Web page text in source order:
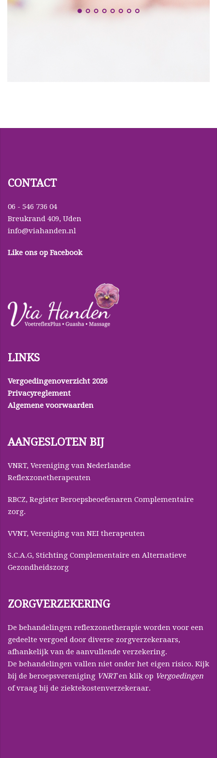
CONTACT
06 - 546 736 04
Breukrand 409, Uden
info@viahanden.nl
Like ons op Facebook
LINKS
Vergoedingenoverzicht 2026
Privacyreglement
Algemene voorwaarden
AANGESLOTEN BIJ
VNRT, Vereniging van Nederlandse
Reflexzonetherapeuten
RBCZ, Register Beroepsbeoefenaren Complementaire
zorg.
VVNT, Vereniging van NEI therapeuten
S.C.A.G, Stichting Complementaire en Alternatieve
Gezondheidszorg
ZORGVERZEKERING
De behandelingen reflexzonetherapie worden voor een
gedeelte vergoed door diverse zorgverzekeraars,
afhankelijk van de aanvullende verzekering.
De behandelingen vallen niet onder het eigen risico. Kijk
bij de beroepsvereniging VNRTen klik op Vergoedingen
of vraag bij de ziektekostenverzekeraar.